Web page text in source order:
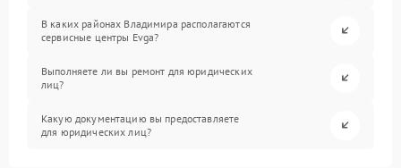
В каких районах Владимира располагаются
сервисные центры Evga?
Выполняете ли вы ремонт для юридических
лиц?
Какую документацию вы предоставляете
для юридических лиц?